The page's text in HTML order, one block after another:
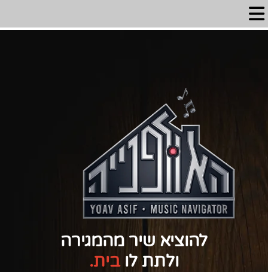
להוציא שיר מהמגירה
ולתת לו בית.